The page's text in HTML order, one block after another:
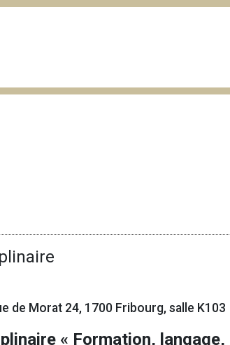
de Morat 24, 1700 Fribourg, salle K103
« Formation, langage,